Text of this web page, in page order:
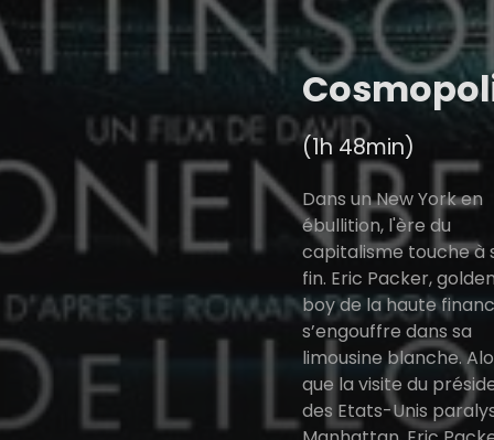
(1h 48min)
Dans un New York en
ébullition, l'ère du
capitalisme touche à
fin. Eric Packer,
boy de la haute
s’engouffre dans sa
limousine blanche.
que la visite du
des Etats-Unis